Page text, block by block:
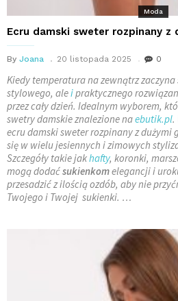
Moda
Ecru damski sweter rozpinany z
By Joana 20 listopada 2025 0
Kiedy temperatura na zewnątrz
stylowego, aleipraktycznego
przez cały dzień. Idealnym wyborem,
swetry damskie znalezione naebutik.pl.
ecru damski sweter rozpinany z
się w wielu jesiennych i zimowych
Szczegóły takie jakhafty, koronki,
mogą dodaćsukienkomelegancji i
przesadzić z ilością ozdób, aby nie
Twojego i Twojej sukienki. …